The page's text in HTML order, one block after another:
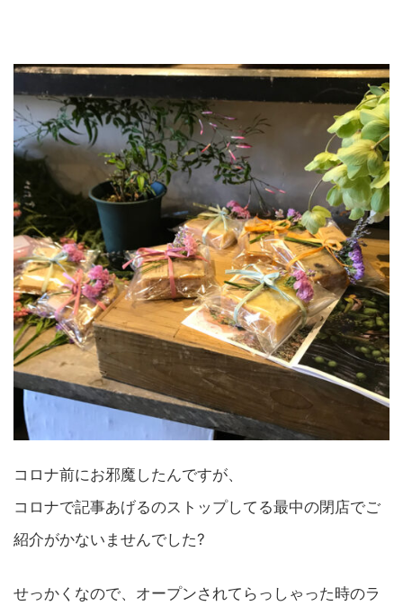
コロナ前にお邪魔したんですが、
コロナで記事あげるのストップしてる最中の閉店でご
紹介がかないませんでした?
せっかくなので、オープンされてらっしゃった時のラ